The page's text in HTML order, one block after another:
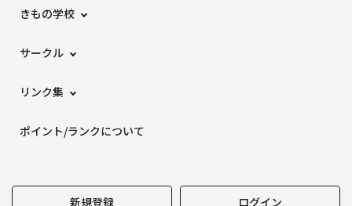
きもの学校
サークル
リンク集
ポイント/ランクについて
新規登録 ログイン